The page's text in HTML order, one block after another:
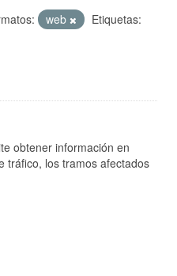
web
Etiquetas:
obtener información en
tráfico, los tramos afectados